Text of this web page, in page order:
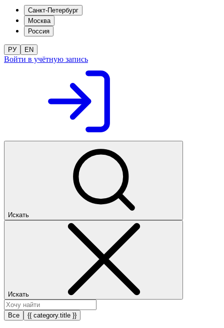
Санкт-Петербург
Москва
Россия
РУ EN
Войти в учётную запись
Искать
Искать
Все {{ category.title }}